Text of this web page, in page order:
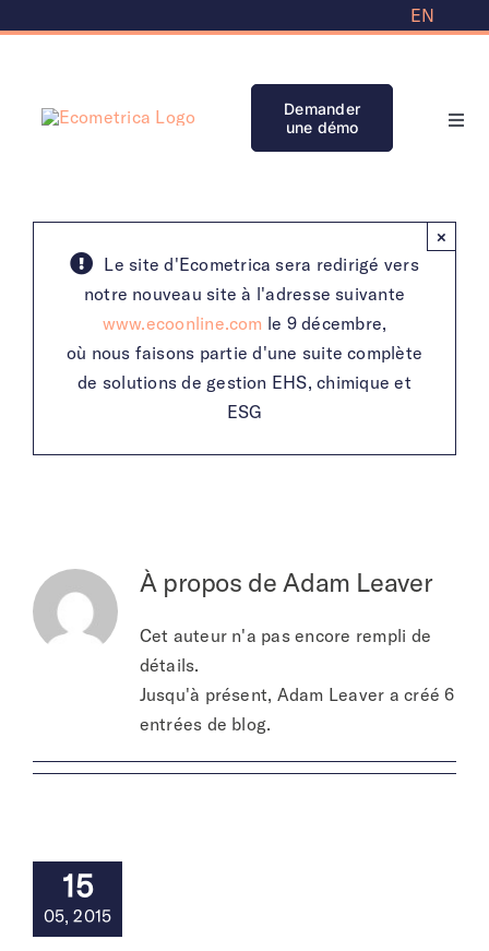
EN
Demander
une démo
Partenaires
Banque de connaissances
Le site d'Ecometrica sera redirigé vers
notre nouveau site à l'adresse suivante
www.ecoonline.com le 9 décembre,
où nous faisons partie d'une suite complète
de solutions de gestion EHS, chimique et
ESG
×
À propos deAdam Leaver
Cet auteur n'a pas encore rempli de
détails.
Jusqu'à présent, Adam Leaver a créé 6
entrées de blog.
15
05, 2015